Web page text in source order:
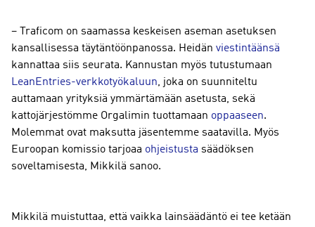
– Traficom on saamassa keskeisen aseman asetuksen
kansallisessa täytäntöönpanossa. Heidän viestintäänsä
kannattaa siis seurata. Kannustan myös tutustumaan
LeanEntries-verkkotyökaluun, joka on suunniteltu
auttamaan yrityksiä ymmärtämään asetusta, sekä
kattojärjestömme Orgalimin tuottamaan oppaaseen.
Molemmat ovat maksutta jäsentemme saatavilla. Myös
Euroopan komissio tarjoaa ohjeistusta säädöksen
soveltamisesta, Mikkilä sanoo.
Mikkilä muistuttaa, että vaikka lainsäädäntö ei tee ketään